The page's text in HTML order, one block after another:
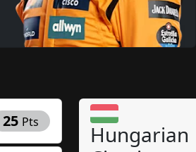
25 Pts
Hungarian